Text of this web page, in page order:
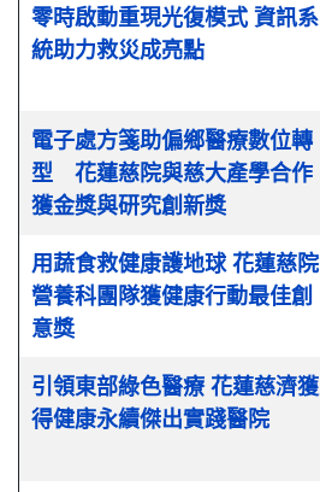
零時啟動重現光復模式 資訊系
統助力救災成亮點
電子處方箋助偏鄉醫療數位轉
型 花蓮慈院與慈大產學合作
獲金獎與研究創新獎
用蔬食救健康護地球 花蓮慈院
營養科團隊獲健康行動最佳創
意獎
引領東部綠色醫療 花蓮慈濟獲
得健康永續傑出實踐醫院